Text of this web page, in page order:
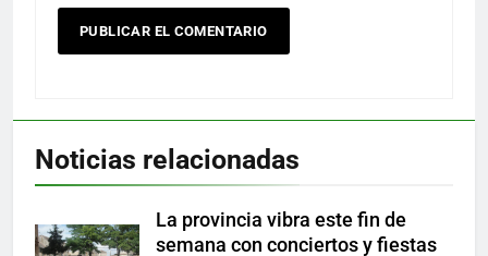
Noticias relacionadas
La provincia vibra este fin de
semana con conciertos y fiestas